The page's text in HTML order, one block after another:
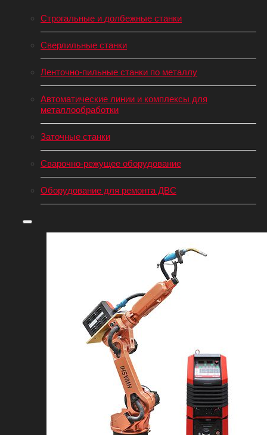
Строгальные и долбежные станки
Сверлильные станки
Ленточно-пильные станки по металлу
Автоматические линии и комплексы для
металлообработки
Заточные станки
Сварочно-режущее оборудование
Оборудование для ремонта ДВС